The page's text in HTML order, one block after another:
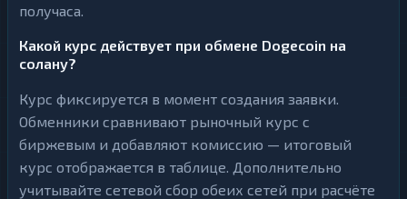
получаса.
Какой курс действует при обмене Dogecoin на
солану?
Курс фиксируется в момент создания заявки.
Обменники сравнивают рыночный курс с
биржевым и добавляют комиссию — итоговый
курс отображается в таблице. Дополнительно
учитывайте сетевой сбор обеих сетей при расчёте